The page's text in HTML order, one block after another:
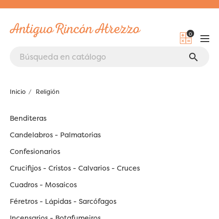
0
search
Inicio Religión
Benditeras
Candelabros - Palmatorias
Confesionarios
Crucifijos - Cristos - Calvarios - Cruces
Cuadros - Mosaicos
Féretros - Lápidas - Sarcófagos